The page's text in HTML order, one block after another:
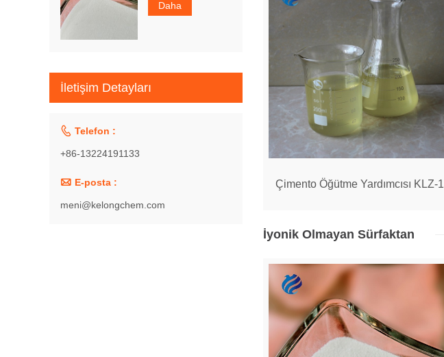
Çimento Öğütme Yardımcısı KLZ-1
İyonik Olmayan Sürfaktan
Daha
İletişim Detayları
 Telefon :
+86-13224191133
 E-posta :
meni@kelongchem.com